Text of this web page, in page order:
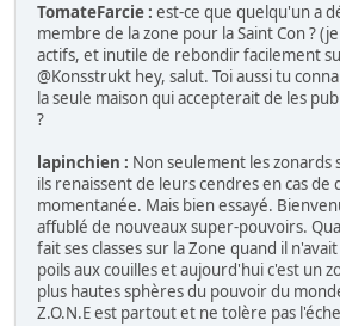
TomateFarcie : est-ce que quelqu'un a
membre de la zone pour la Saint Con ?
actifs, et inutile de rebondir facilement
@Konsstrukt hey, salut. Toi aussi tu
la seule maison qui accepterait de les
?
lapinchien : Non seulement les
ils renaissent de leurs cendres en cas de
momentanée. Mais bien essayé.
affublé de nouveaux super-pouvoirs.
fait ses classes sur la Zone quand il
poils aux couilles et aujourd'hui c'est un
plus hautes sphères du pouvoir du
Z.O.N.E est partout et ne tolère pas